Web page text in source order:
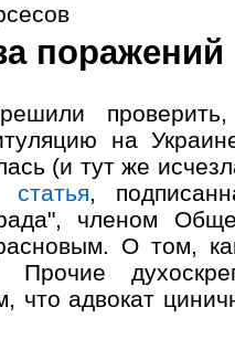
поражений
на
(и тут же
статья,
членом
О том,
Прочие
что адвокат